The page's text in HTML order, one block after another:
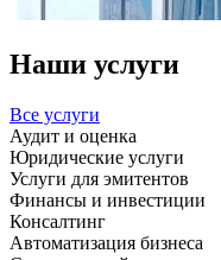
Наши услуги
Все услуги
Аудит и оценка
Юридические услуги
Услуги для эмитентов
Финансы и инвестиции
Консалтинг
Автоматизация бизнеса